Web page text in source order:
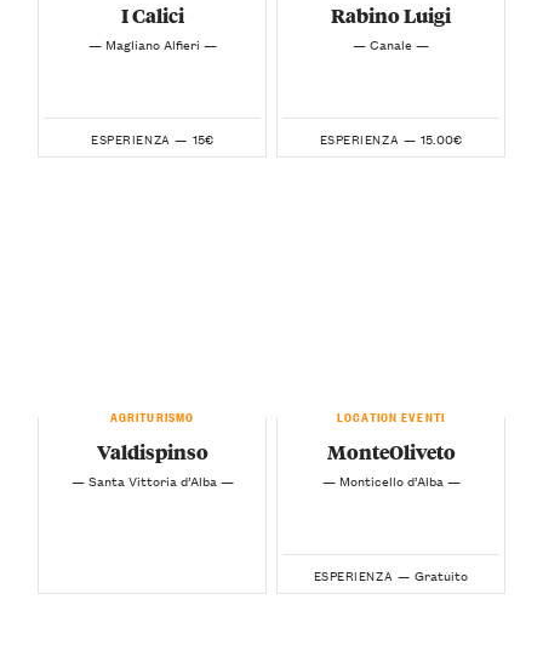
I Calici
— Magliano Alfieri —
ESPERIENZA — 15€
Rabino Luigi
— Canale —
ESPERIENZA — 15.00€
AGRITURISMO
Valdispinso
— Santa Vittoria d’Alba —
LOCATION EVENTI
MonteOliveto
— Monticello d’Alba —
ESPERIENZA — Gratuito